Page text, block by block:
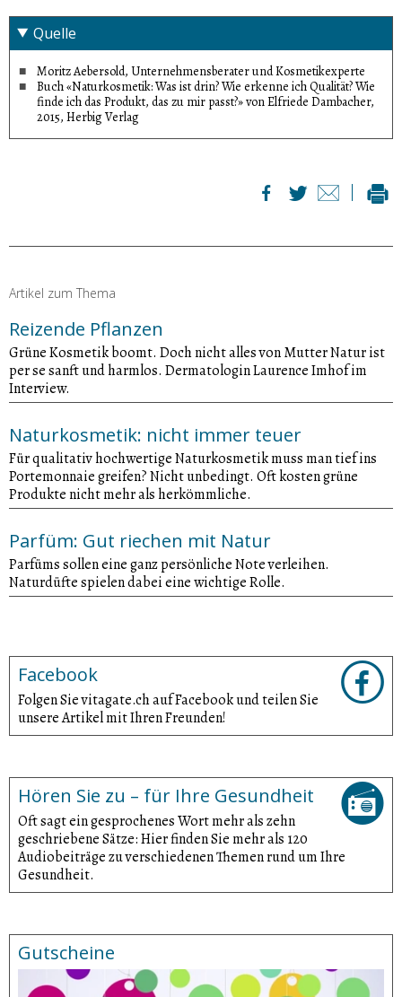
Quelle
Moritz Aebersold, Unternehmensberater und Kosmetikexperte
Buch «Naturkosmetik: Was ist drin? Wie erkenne ich Qualität? Wie
finde ich das Produkt, das zu mir passt?» von Elfriede Dambacher,
2015, Herbig Verlag
Artikel zum Thema
Reizende Pflanzen
Grüne Kosmetik boomt. Doch nicht alles von Mutter Natur ist
per se sanft und harmlos. Dermatologin Laurence Imhof im
Interview.
Naturkosmetik: nicht immer teuer
Für qualitativ hochwertige Naturkosmetik muss man tief ins
Portemonnaie greifen? Nicht unbedingt. Oft kosten grüne
Produkte nicht mehr als herkömmliche.
Parfüm: Gut riechen mit Natur
Parfüms sollen eine ganz persönliche Note verleihen.
Naturdüfte spielen dabei eine wichtige Rolle.
Facebook
Folgen Sie vitagate.ch auf Facebook und teilen Sie
unsere Artikel mit Ihren Freunden!
Hören Sie zu – für Ihre Gesundheit
Oft sagt ein gesprochenes Wort mehr als zehn
geschriebene Sätze: Hier finden Sie mehr als 120
Audiobeiträge zu verschiedenen Themen rund um Ihre
Gesundheit.
Gutscheine